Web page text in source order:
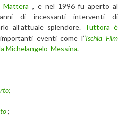
Mattera , e nel 1996 fu aperto al
di incessanti interventi di
all’attuale splendore. Tuttora è
eventi come l’‘Ischia Film
Michelangelo Messina.
;